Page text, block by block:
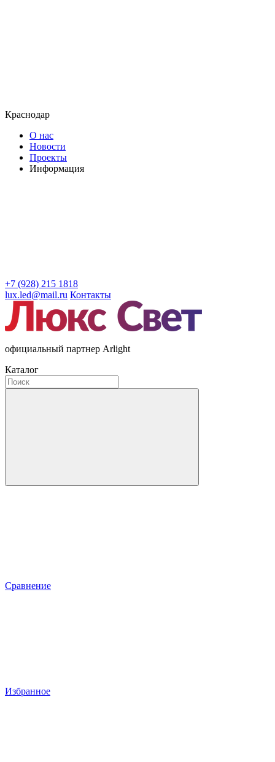
Краснодар
О нас
Новости
Проекты
Информация
+7 (928) 215 1818
lux.led@mail.ru Контакты
официальный партнер Arlight
Каталог
Сравнение
Избранное